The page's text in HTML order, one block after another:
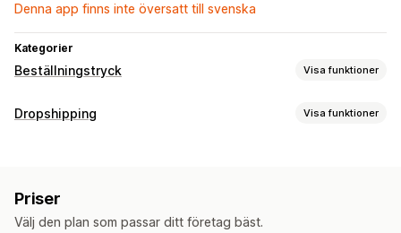
Denna app finns inte översatt till svenska
Kategorier
Beställningstryck Visa funktioner
Produktanpassning
Produkter
Dropshipping Visa funktioner
Hälsa och skönhet
Företags- och kontorsprodukter
Priser
Välj den plan som passar ditt företag bäst.